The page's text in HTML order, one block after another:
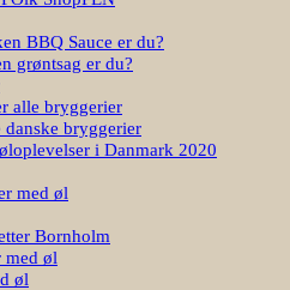
BBQ Sauce er du?
grøntsag er du?
alle bryggerier
bryggerier
i Danmark 2020
med øl
Bornholm
med øl
øl